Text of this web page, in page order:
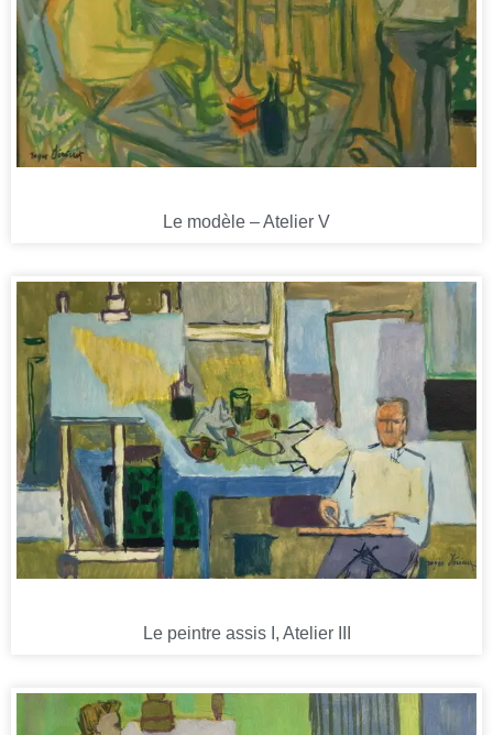
Le modèle – Atelier V
Le peintre assis I, Atelier III